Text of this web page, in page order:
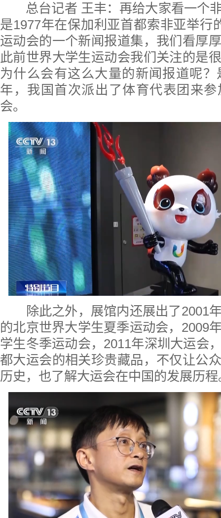
总台记者 王丰：再给大家看一个
是1977年在保加利亚首都索非亚举行
运动会的一个新闻报道集，我们看厚
此前世界大学生运动会我们关注的是
为什么会有这么大量的新闻报道呢？
年，我国首次派出了体育代表团来
会。
除此之外，展馆内还展出了2001
的北京世界大学生夏季运动会，2009
学生冬季运动会，2011年深圳大运会
都大运会的相关珍贵藏品，不仅让公
历史，也了解大运会在中国的发展历程